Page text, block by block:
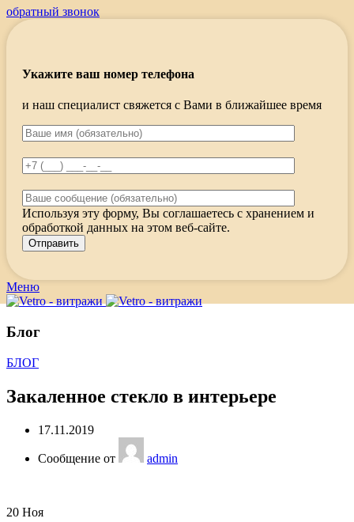
обратный звонок
Укажите ваш номер телефона
и наш специалист свяжется с Вами в ближайшее время
Используя эту форму, Вы соглашаетесь с хранением и
обработкой данных на этом веб-сайте.
Меню
Блог
БЛОГ
Закаленное стекло в интерьере
17.11.2019
Сообщение от admin
20 Ноя